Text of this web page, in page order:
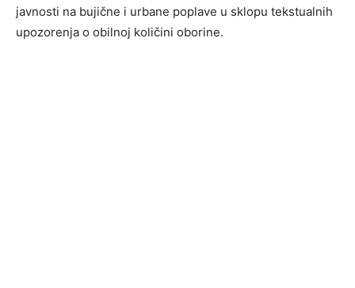
javnosti na bujične i urbane poplave u sklopu tekstualnih
upozorenja o obilnoj količini oborine.